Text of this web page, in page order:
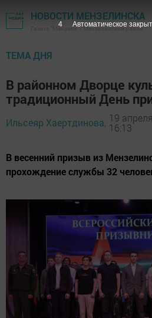
НОВОСТИ МЕНЗЕЛИНСКА
Газета "Мензеля" - Мензелинский район
ТЕМА ДНЯ
В районном Дворце
традиционный День
Ильсеяр Хаертдинова, 19
16:13
В весенний призыв из
прохождение службы 32
3 Автоматическое